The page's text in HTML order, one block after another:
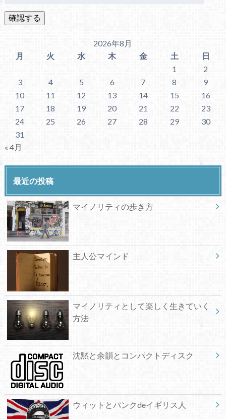
2026年8月
月
火 水 木 金 土
日
1
2
3
4 5 6 7 8
9
10
11 12 13 14 15
16
17
18 19 20 21 22
23
24
25 26 27 28 29
30
31
« 4月
最近の投稿
マイノリティの歩き方
主人公マインド
マイノリティとして楽しく生きていく
方法
沈黙と余韻とコンパクトディスク
ウィットとパンクdeイギリス人